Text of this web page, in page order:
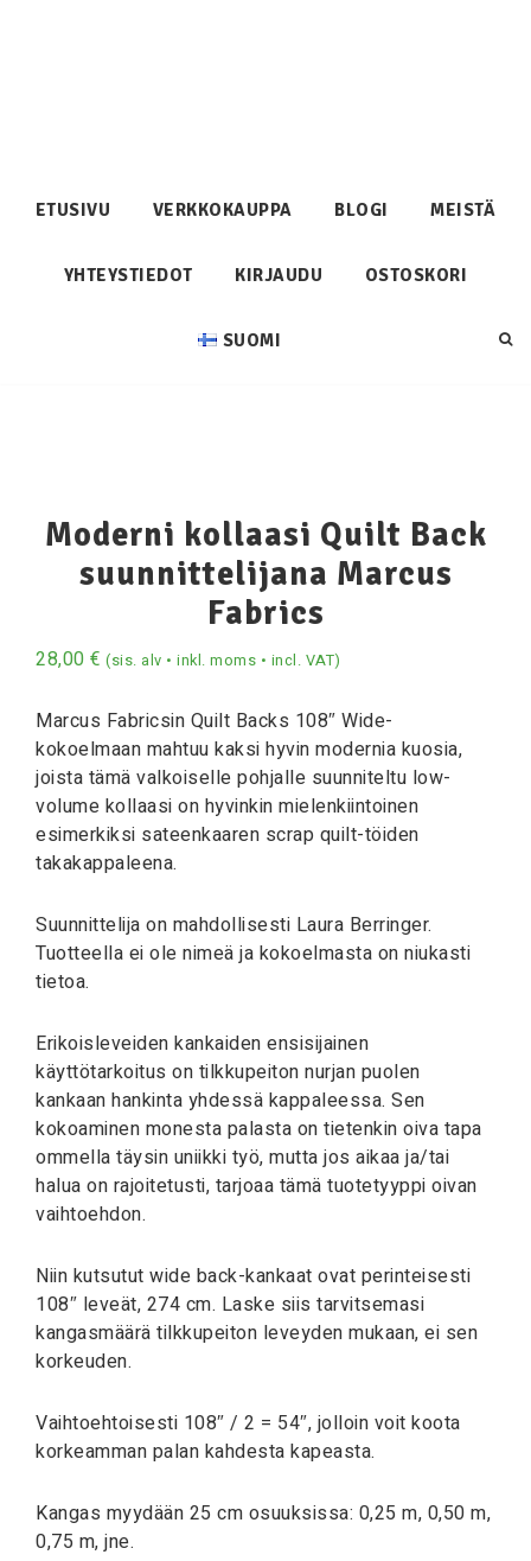
ETUSIVU VERKKOKAUPPA BLOGI MEISTÄ
YHTEYSTIEDOT KIRJAUDU OSTOSKORI
SUOMI
Moderni kollaasi Quilt Back
suunnittelijana Marcus
Fabrics
28,00 € (sis. alv • inkl. moms • incl. VAT)
Marcus Fabricsin Quilt Backs 108″ Wide-
kokoelmaan mahtuu kaksi hyvin modernia kuosia,
joista tämä valkoiselle pohjalle suunniteltu low-
volume kollaasi on hyvinkin mielenkiintoinen
esimerkiksi sateenkaaren scrap quilt-töiden
takakappaleena.
Suunnittelija on mahdollisesti Laura Berringer.
Tuotteella ei ole nimeä ja kokoelmasta on niukasti
tietoa.
Erikoisleveiden kankaiden ensisijainen
käyttötarkoitus on tilkkupeiton nurjan puolen
kankaan hankinta yhdessä kappaleessa. Sen
kokoaminen monesta palasta on tietenkin oiva tapa
ommella täysin uniikki työ, mutta jos aikaa ja/tai
halua on rajoitetusti, tarjoaa tämä tuotetyyppi oivan
vaihtoehdon.
Niin kutsutut wide back-kankaat ovat perinteisesti
108″ leveät, 274 cm. Laske siis tarvitsemasi
kangasmäärä tilkkupeiton leveyden mukaan, ei sen
korkeuden.
Vaihtoehtoisesti 108″ / 2 = 54″, jolloin voit koota
korkeamman palan kahdesta kapeasta.
Kangas myydään 25 cm osuuksissa: 0,25 m, 0,50 m,
0,75 m, jne.